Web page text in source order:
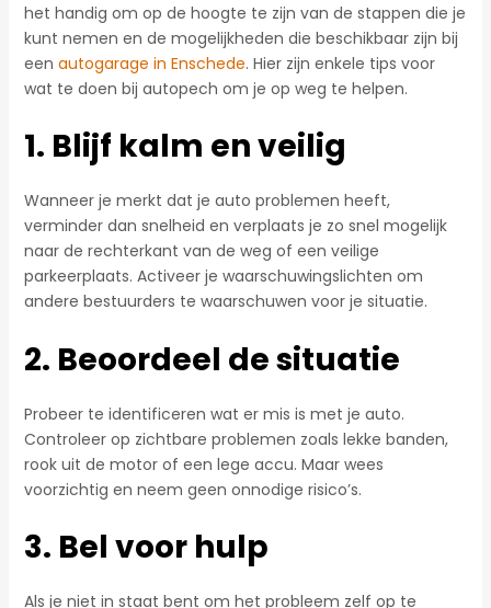
het handig om op de hoogte te zijn van de stappen die je
kunt nemen en de mogelijkheden die beschikbaar zijn bij
een autogarage in Enschede. Hier zijn enkele tips voor
wat te doen bij autopech om je op weg te helpen.
1. Blijf kalm en veilig
Wanneer je merkt dat je auto problemen heeft,
verminder dan snelheid en verplaats je zo snel mogelijk
naar de rechterkant van de weg of een veilige
parkeerplaats. Activeer je waarschuwingslichten om
andere bestuurders te waarschuwen voor je situatie.
2. Beoordeel de situatie
Probeer te identificeren wat er mis is met je auto.
Controleer op zichtbare problemen zoals lekke banden,
rook uit de motor of een lege accu. Maar wees
voorzichtig en neem geen onnodige risico’s.
3. Bel voor hulp
Als je niet in staat bent om het probleem zelf op te